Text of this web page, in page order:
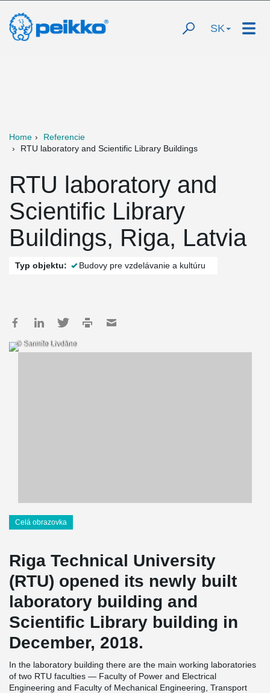
SK
Home
Referencie
RTU laboratory and Scientific Library Buildings
RTU laboratory and
Scientific Library
Buildings, Riga, Latvia
Typ objektu: Budovy pre vzdelávanie a kultúru
© Sarmīte Livdāne
Celá obrazovka
Riga Technical University
(RTU) opened its newly built
laboratory building and
Scientific Library building in
December, 2018.
In the laboratory building there are the main working laboratories
of two RTU faculties — Faculty of Power and Electrical
Engineering and Faculty of Mechanical Engineering, Transport